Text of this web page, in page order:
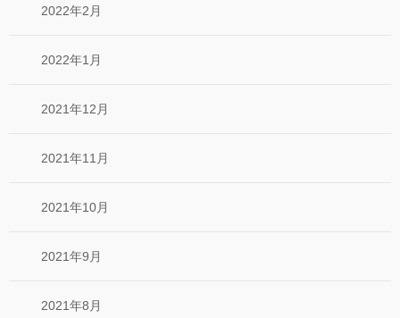
2022年2月
2022年1月
2021年12月
2021年11月
2021年10月
2021年9月
2021年8月